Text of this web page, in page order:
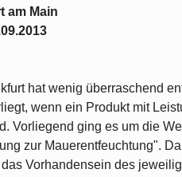
am Main
hat wenig überraschend
wenn ein Produkt mit
Vorliegend ging es um die
zur Mauerentfeuchtung".
Vorhandensein des